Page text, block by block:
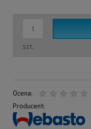
szt.
Ocena:
Producent: